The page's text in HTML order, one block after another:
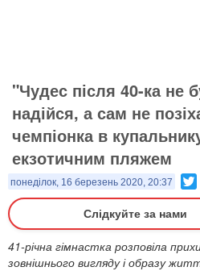
"Чудес після 40-ка не
надійся, а сам не
чемпіонка в
екзотичним пляжем
понеділок, 16 березень 2020, 20:37
Слідкуйте за нами
41-річна гімнастка розповіла
зовнішнього вигляду і образу